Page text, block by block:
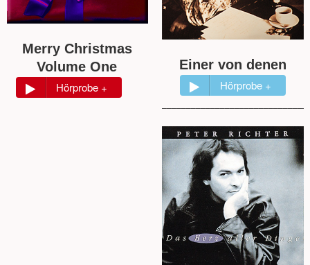
Merry Christmas
Volume One
Hörprobe +
Einer von denen
Hörprobe +